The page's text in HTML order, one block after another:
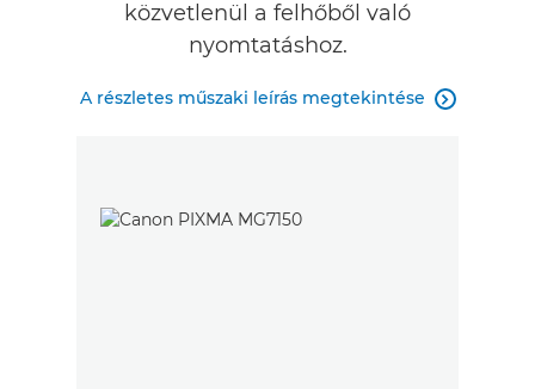
közvetlenül a felhőből való
nyomtatáshoz.
A részletes műszaki leírás megtekintése 